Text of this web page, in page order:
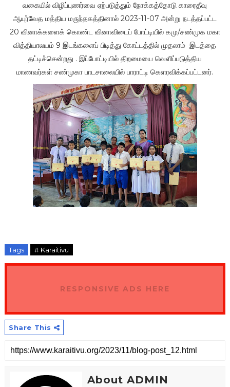
வகையில் விழிப்புணர்வை ஏற்படுத்தும் நோக்கத்தோடு காரைதீவு
ஆயுர்வேத மத்திய மருந்தகத்தினால் 2023-11-07 அன்று நடத்தப்பட்ட
20 வினாக்களைக் கொண்ட வினாவிடைப் போட்டியில் கமு/சண்முக மகா
வித்தியாலயம் 9 இடங்களைப் பிடித்து கோட்டத்தில் முதலாம் இடத்தை
தட்டிச்சென்றது . இப்போட்டியில் திறமையை வெளிப்படுத்திய
மாணவர்கள் சண்முகா பாடசாலையில் பாராட்டி கெளரவிக்கப்பட்டனர்.
Tags # Karaitivu
RESPONSIVE ADS HERE
Share This
About ADMIN